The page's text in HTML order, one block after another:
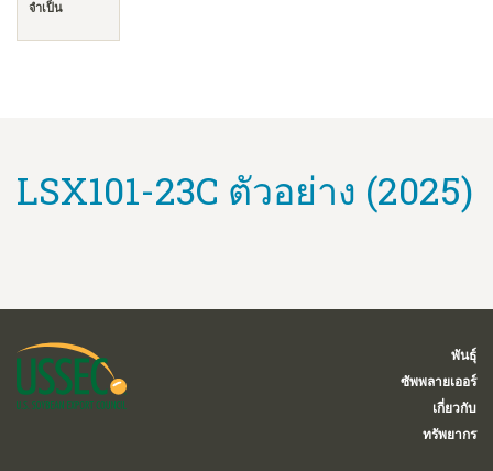
จำเป็น
LSX101-23C ตัวอย่าง (2025)
พันธุ์
ซัพพลายเออร์
เกี่ยวกับ
ทรัพยากร